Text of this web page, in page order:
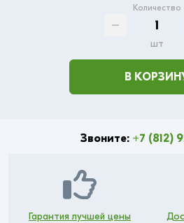
Количество
шт
В
Звоните: +7 (812)
Гарантия лучшей цены